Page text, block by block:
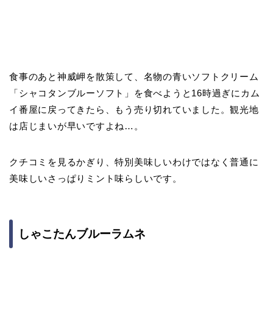
食事のあと神威岬を散策して、名物の青いソフトクリーム
「シャコタンブルーソフト」を食べようと16時過ぎにカム
イ番屋に戻ってきたら、もう売り切れていました。観光地
は店じまいが早いですよね…。
クチコミを見るかぎり、特別美味しいわけではなく普通に
美味しいさっぱりミント味らしいです。
しゃこたんブルーラムネ